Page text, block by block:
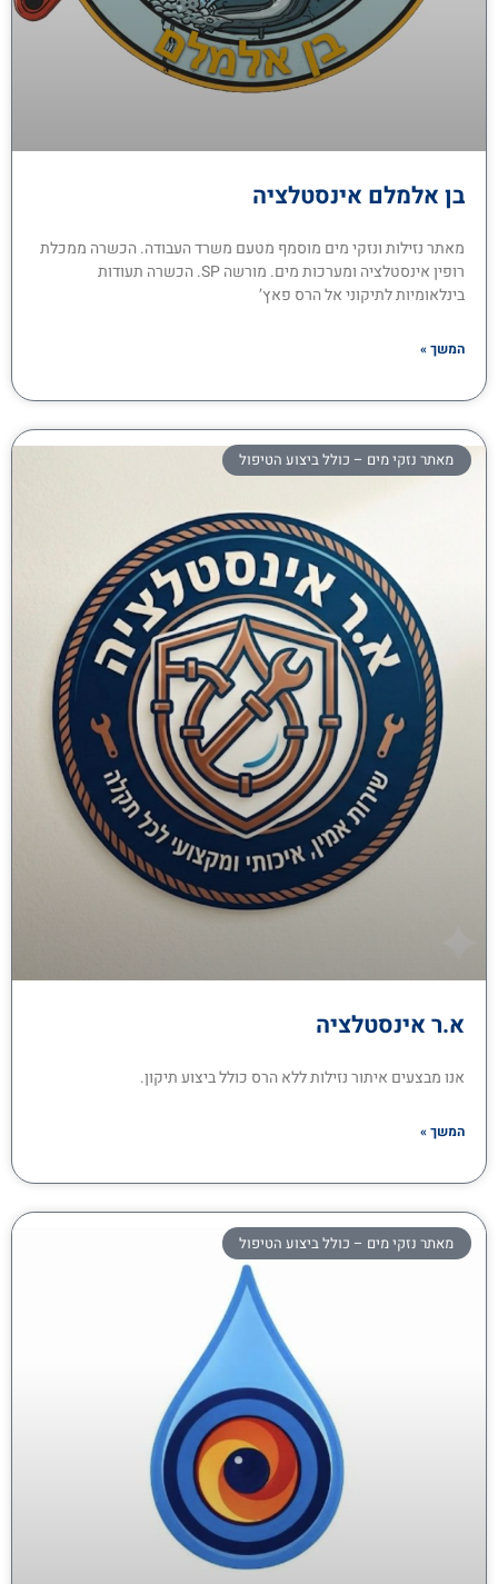
בן אלמלם אינסטלציה
מאתר נזילות ונזקי מים מוסמף מטעם משרד העבודה. הכשרה ממכלת
רופין אינסטלציה ומערכות מים. מורשה SP. הכשרה תעודות
בינלאומיות לתיקוני אל הרס פאץ’
המשך »
מאתר נזקי מים – כולל ביצוע הטיפול
א.ר אינסטלציה
אנו מבצעים איתור נזילות ללא הרס כולל ביצוע תיקון.
המשך »
מאתר נזקי מים – כולל ביצוע הטיפול